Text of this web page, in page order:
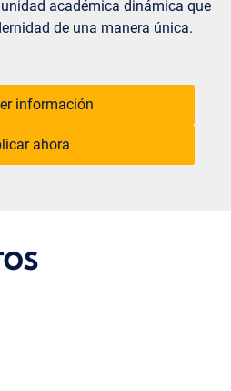
académica dinámica que
de una manera única.
información
ahora